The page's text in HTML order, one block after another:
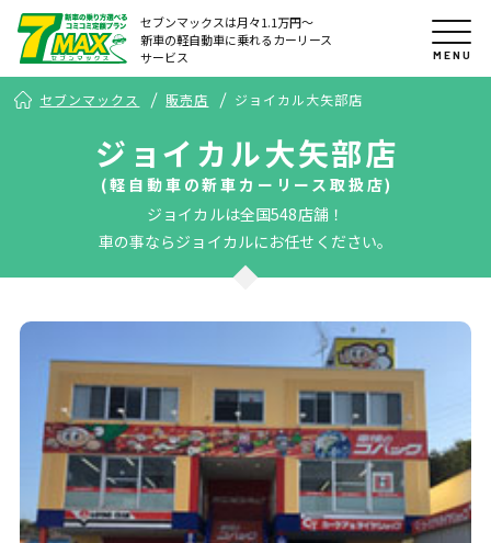
セブンマックスは月々1.1万円〜
新車の軽自動車に乗れるカーリース
サービス
MENU
セブンマックス 販売店 ジョイカル大矢部店
ジョイカル大矢部店
(軽自動車の新車カーリース取扱店)
ジョイカルは全国548店舗！
車の事ならジョイカルにお任せください。